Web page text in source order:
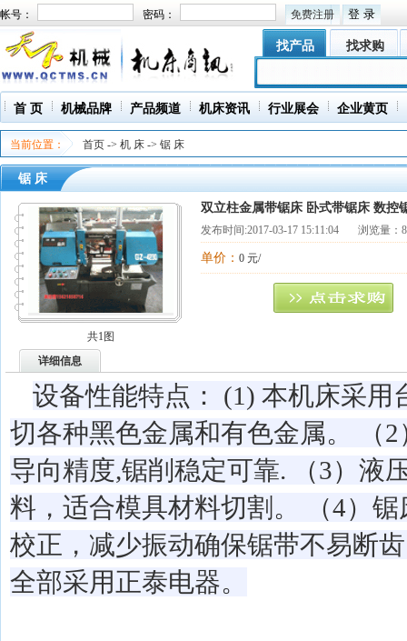
帐号： 密码： 免费注册
找产品 找求购
首 页 机械品牌 产品频道 机床资讯 行业展会 企业黄页
当前位置： 首页 -> 机 床 -> 锯 床
锯 床
共1图
双立柱金属带锯床 卧式带锯床 数控
发布时间:2017-03-17 15:11:04 浏览量：
单价： 0 元/
详细信息
设备性能特点： (1) 本机床采用
切各种黑色金属和有色金属。 （
导向精度,锯削稳定可靠. （3）液
料，适合模具材料切割。 （4）
校正，减少振动确保锯带不易断
全部采用正泰电器。